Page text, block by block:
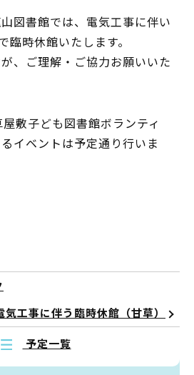
図書館では、電気工事に伴い
時休館いたします。
、ご理解・ご協力お願いいた
敷子ども図書館ボランティ
イベントは予定通り行いま
気工事に伴う臨時休館（甘草）
予定一覧
アニマシオン
お知らせ
書館地図PDF
利用案内
書ダウンロード